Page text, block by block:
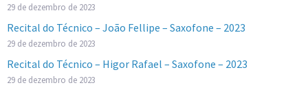
29 de dezembro de 2023
Recital do Técnico – João Fellipe – Saxofone – 2023
29 de dezembro de 2023
Recital do Técnico – Higor Rafael – Saxofone – 2023
29 de dezembro de 2023